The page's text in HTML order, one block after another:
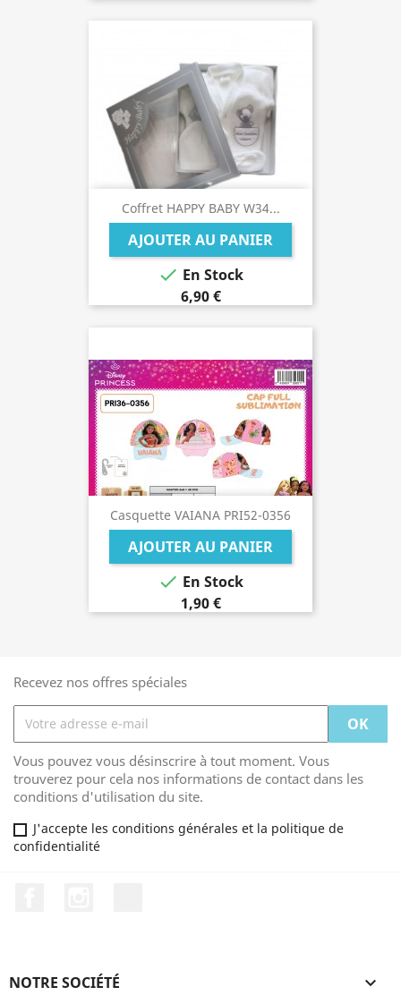
Coffret HAPPY BABY W34...
AJOUTER AU PANIER
 En Stock
6,90 €
Casquette VAIANA PRI52-0356
AJOUTER AU PANIER
 En Stock
1,90 €
Recevez nos offres spéciales
Vous pouvez vous désinscrire à tout moment. Vous
trouverez pour cela nos informations de contact dans les
conditions d'utilisation du site.
J'accepte les conditions générales et la politique de
confidentialité
NOTRE SOCIÉTÉ 